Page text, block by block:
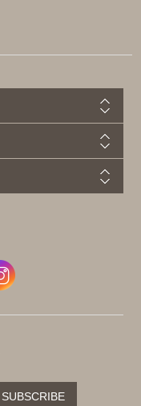
SUBSCRIBE